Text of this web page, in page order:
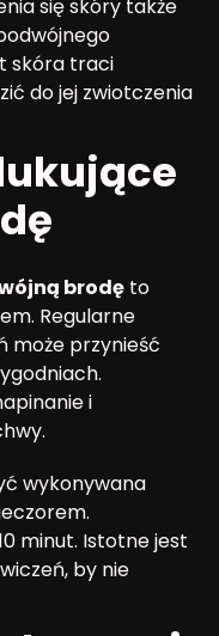
się skóry także
skóra traci
do jej zwiotczenia
brodę to
Regularne
może przynieść
i
wykonywana
minut. Istotne jest
by nie